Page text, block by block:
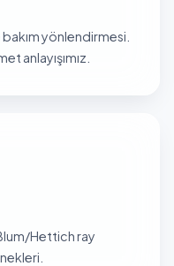
yönlendirmesi.
anlayışımız.
Hettich ray